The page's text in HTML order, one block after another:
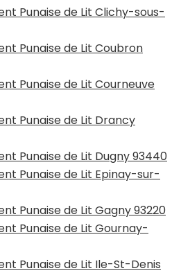
Punaise de Lit Clichy-sous-
Punaise de Lit Coubron
Punaise de Lit Courneuve
Punaise de Lit Drancy
Punaise de Lit Dugny 93440
Punaise de Lit Epinay-sur-
Punaise de Lit Gagny 93220
Punaise de Lit Gournay-
Punaise de Lit Ile-St-Denis